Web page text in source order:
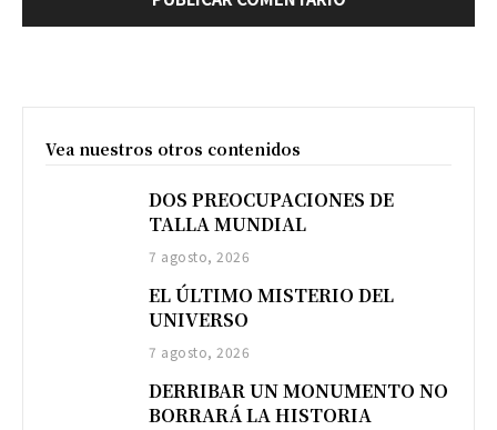
Vea nuestros otros contenidos
DOS PREOCUPACIONES DE
TALLA MUNDIAL
7 agosto, 2026
EL ÚLTIMO MISTERIO DEL
UNIVERSO
7 agosto, 2026
DERRIBAR UN MONUMENTO NO
BORRARÁ LA HISTORIA